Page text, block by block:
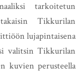
tarkoitetun
Tikkurilan
lujapintaisena
valitsin Tikkurilan
kuvien perusteella